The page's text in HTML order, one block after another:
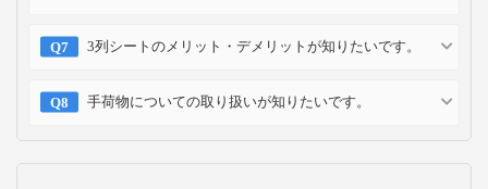
3列シートのメリット・デメリットが知りたいです。
手荷物についての取り扱いが知りたいです。